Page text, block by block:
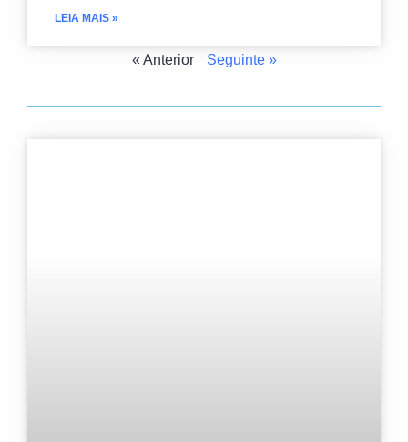
LEIA MAIS »
« Anterior Seguinte »